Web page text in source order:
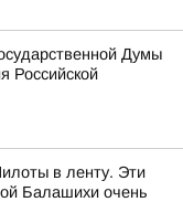
Думы
Российской
в ленту. Эти
Балашихи очень